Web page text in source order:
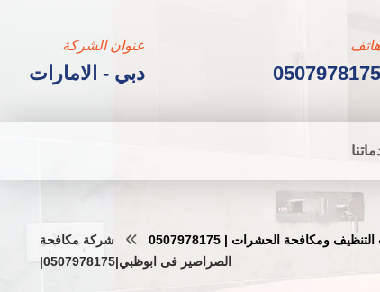
عنوان الشركة
دبي - الامارات
هاتف
0507978175
ومكافحة الحشرات | 0507978175
شركة مكافحة
الصراصير فى ابوظبي|0507978175|